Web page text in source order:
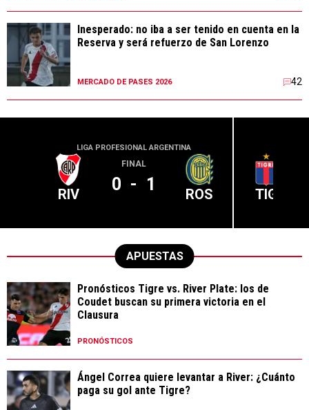
Inesperado: no iba a ser tenido en cuenta en la
Reserva y será refuerzo de San Lorenzo
MERCADO DE PASES 2026 42
LIGA PROFESIONAL ARGENTINA
RIV
FINAL
0 - 1 ROS TIG
APUESTAS
Pronósticos Tigre vs. River Plate: los de
Coudet buscan su primera victoria en el
Clausura
PRONÓSTICOS
Ángel Correa quiere levantar a River: ¿Cuánto
paga su gol ante Tigre?